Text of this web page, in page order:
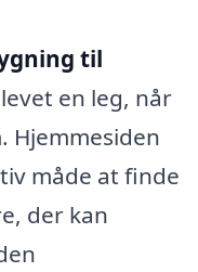
til
en leg, når
Hjemmesiden
måde at finde
der kan